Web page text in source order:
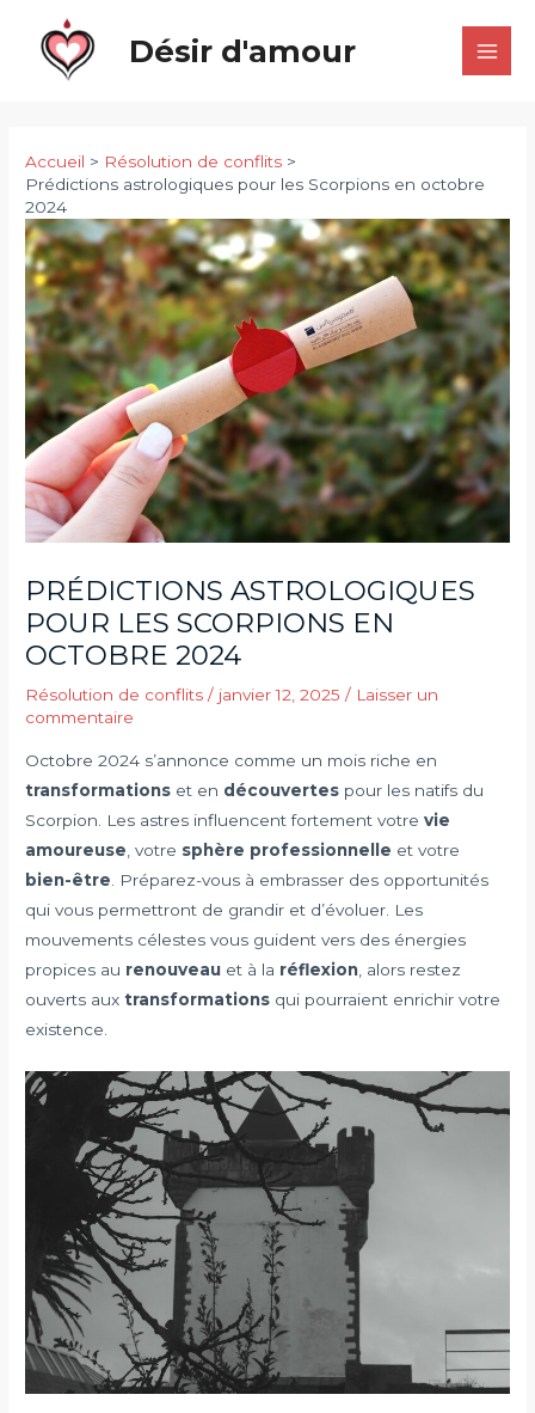
contenu
Désir d'amour
Main
Accueil
Résolution de conflits
Prédictions astrologiques pour les Scorpions en octobre
2024
PRÉDICTIONS ASTROLOGIQUES
POUR LES SCORPIONS EN
OCTOBRE 2024
Résolution de conflits / janvier 12, 2025/ Laisser un
commentaire
Octobre 2024 s’annonce comme un mois riche en
transformations et en découvertes pour les natifs du
Scorpion. Les astres influencent fortement votrevie
amoureuse , votre sphère professionnelle et votre
bien-être . Préparez-vous à embrasser des opportunités
qui vous permettront de grandir et d’évoluer. Les
mouvements célestes vous guident vers des énergies
propices au renouveau et à la réflexion , alors restez
ouverts auxtransformations qui pourraient enrichir votre
existence.